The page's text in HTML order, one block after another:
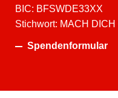
BIC: BFSWDE33XX
Stichwort: MACH DICH
Spendenformular